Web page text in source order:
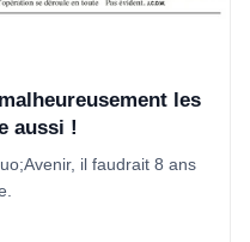
les
aussi !
il faudrait 8 ans